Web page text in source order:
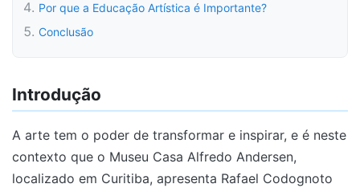
Por que a Educação Artística é Importante?
Conclusão
Introdução
A arte tem o poder de transformar e inspirar, e é neste
contexto que o Museu Casa Alfredo Andersen,
localizado em Curitiba, apresenta Rafael Codognoto